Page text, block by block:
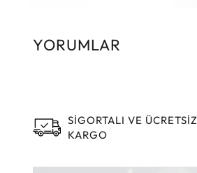
YORUMLAR
SİGORTALI VE ÜCRETSİZ
KARGO